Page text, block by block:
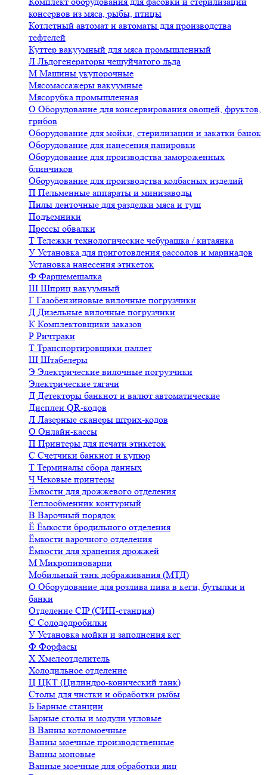
консервов из мяса, рыбы, птицы
Котлетный автомат и автоматы для производства
тефтелей
Куттер вакуумный для мяса промышленный
Л Льдогенераторы чешуйчатого льда
М Машины укупорочные
Мясомассажеры вакуумные
Мясорубка промышленная
О Оборудование для консервирования овощей, фруктов,
грибов
Оборудование для мойки, стерилизации и закатки банок
Оборудование для нанесения панировки
Оборудование для производства замороженных
блинчиков
Оборудование для производства колбасных изделий
П Пельменные аппараты и минизаводы
Пилы ленточные для разделки мяса и туш
Подъемники
Прессы обвалки
Т Тележки технологические чебурашка / китаянка
У Установка для приготовления рассолов и маринадов
Установка нанесения этикеток
Ф Фаршемешалка
Ш Шприц вакуумный
Г Газобензиновые вилочные погрузчики
Д Дизельные вилочные погрузчики
К Комплектовщики заказов
Р Ричтраки
Т Транспортировщики паллет
Ш Штабелеры
Э Электрические вилочные погрузчики
Электрические тягачи
Д Детекторы банкнот и валют автоматические
Дисплеи QR-кодов
Л Лазерные сканеры штрих-кодов
О Онлайн-кассы
П Принтеры для печати этикеток
С Счетчики банкнот и купюр
Т Терминалы сбора данных
ЧЧековые принтеры
Ёмкости для дрожжевого отделения
Теплообменник контурный
В Варочный порядок
Ё Ёмкости бродильного отделения
Ёмкости варочного отделения
Ёмкости для хранения дрожжей
М Микропивоварни
Мобильный танк дображивания (МТД)
О Оборудование для розлива пива в кеги, бутылки и
банки
Отделение CIP (СИП-станция)
С Солододробилки
У Установка мойки и заполнения кег
Ф Форфасы
Х Хмелеотделитель
Холодильное отделение
Ц ЦКТ (Цилиндро-конический танк)
Столы для чистки и обработки рыбы
Б Барные станции
Барные столы и модули угловые
В Ванны котломоечные
Ванны моечные производственные
Ванны моповые
Ванные моечные для обработки яиц